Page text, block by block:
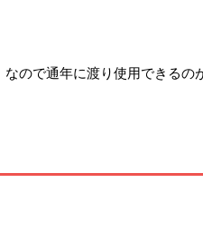
ので通年に渡り使用できるの